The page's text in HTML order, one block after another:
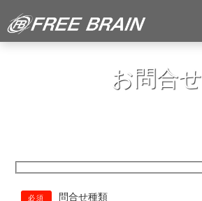
お問合せ
必須 問合せ種類